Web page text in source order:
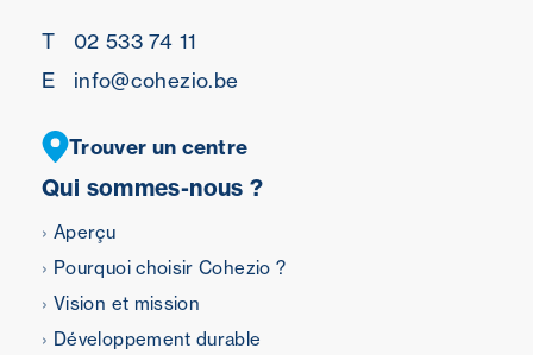
Qui sommes-nous ?
Aperçu
Pourquoi choisir Cohezio ?
Vision et mission
Développement durable
T
02 533 74 11
E
info@cohezio.be
Trouver un centre